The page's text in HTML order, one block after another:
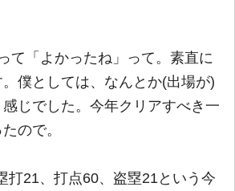
て「よかったね」って。素直に
僕としては、なんとか(出場が)
じでした。今年クリアすべき一
ので。
打21、打点60、盗塁21という今